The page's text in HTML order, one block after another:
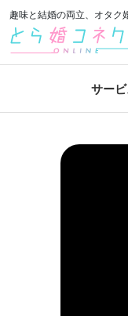
趣味と結婚の両立、オタク
サー